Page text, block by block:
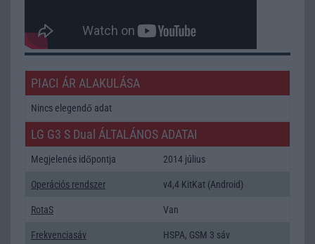
PIACI ÁR ALAKULÁSA
Nincs elegendő adat
LG G3 S Dual ÁLTALÁNOS ADATAI
Megjelenés időpontja 2014 július
Operációs rendszer v4,4 KitKat (Android)
RotaS Van
Frekvenciasáv HSPA, GSM 3 sáv